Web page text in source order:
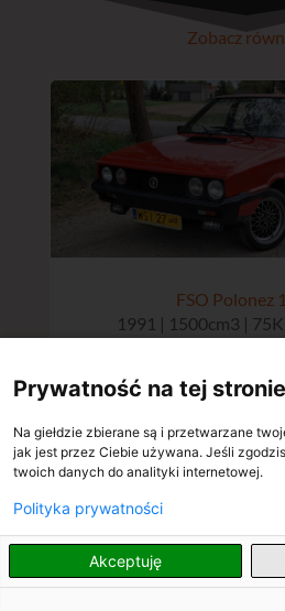
Zobacz
FSO Polonez
1991 | 1500cm3 |
Prywatność na tej stronie
Na giełdzie zbierane są i przetwarzane
jak jest przez Ciebie używana. Jeśli
twoich danych do analityki internetowej.
Polityka prywatności
Akceptuję